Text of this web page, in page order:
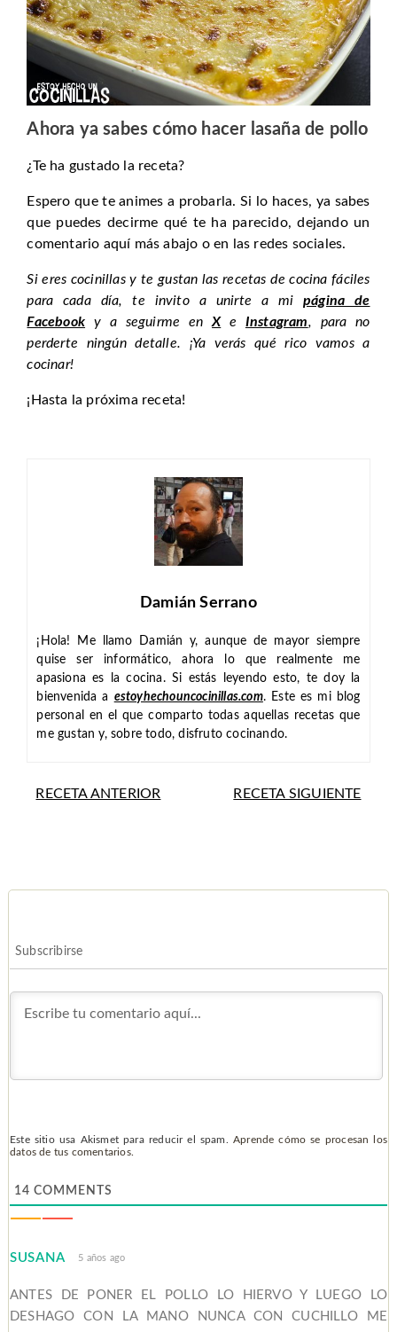
Ahora ya sabes cómo hacer lasaña de pollo
¿Te ha gustado la receta?
Espero que te animes a probarla. Si lo haces, ya sabes
que puedes decirme qué te ha parecido, dejando un
comentario aquí más abajo o en las redes sociales.
Si eres cocinillas y te gustan las recetas de cocina fáciles
para cada día, te invito a unirte a mipágina de
Facebook y a seguirme enXe Instagram, para no
perderte ningún detalle. ¡Ya verás qué rico vamos a
cocinar!
¡Hasta la próxima receta!
Damián Serrano
¡Hola! Me llamo Damián y, aunque de mayor siempre
quise ser informático, ahora lo que realmente me
apasiona es la cocina. Si estás leyendo esto, te doy la
bienvenida a estoyhechouncocinillas.com. Este es mi blog
personal en el que comparto todas aquellas recetas que
me gustan y, sobre todo, disfruto cocinando.
RECETA ANTERIOR RECETA SIGUIENTE
Subscribirse
Este sitio usa Akismet para reducir el spam. Aprende cómo se procesan los
datos de tus comentarios.
14 COMMENTS
SUSANA 5 años ago
ANTES DE PONER EL POLLO LO HIERVO Y LUEGO LO
DESHAGO CON LA MANO NUNCA CON CUCHILLO ME